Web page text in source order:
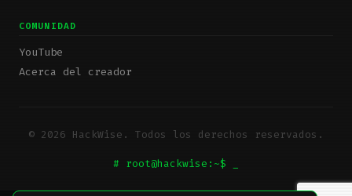
COMUNIDAD
YouTube
Acerca del creador
© 2026 HackWise. Todos los derechos reservados.
# root@hackwise:~$